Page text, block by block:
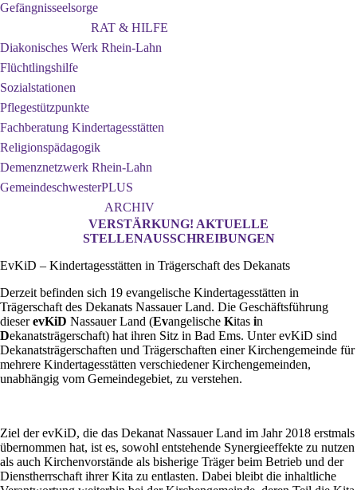
Gefängnisseelsorge
RAT & HILFE
Diakonisches Werk Rhein-Lahn
Flüchtlingshilfe
Sozialstationen
Pflegestützpunkte
Fachberatung Kindertagesstätten
Religionspädagogik
Demenznetzwerk Rhein-Lahn
GemeindeschwesterPLUS
ARCHIV
VERSTÄRKUNG! AKTUELLE
STELLENAUSSCHREIBUNGEN
EvKiD – Kindertagesstätten in Trägerschaft des Dekanats
Derzeit befinden sich 19 evangelische Kindertagesstätten in
Trägerschaft des Dekanats Nassauer Land. Die Geschäftsführung
dieserevKiD Nassauer Land (Evangelische Kitas in
Dekanatsträgerschaft) hat ihren Sitz in Bad Ems. Unter evKiD sind
Dekanatsträgerschaften und Trägerschaften einer Kirchengemeinde für
mehrere Kindertagesstätten verschiedener Kirchengemeinden,
unabhängig vom Gemeindegebiet, zu verstehen.
Ziel der evKiD, die das Dekanat Nassauer Land im Jahr 2018 erstmals
übernommen hat, ist es, sowohl entstehende Synergieeffekte zu nutzen
als auch Kirchenvorstände als bisherige Träger beim Betrieb und der
Dienstherrschaft ihrer Kita zu entlasten. Dabei bleibt die inhaltliche